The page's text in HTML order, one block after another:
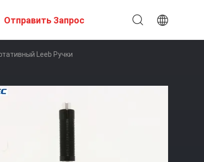
Отправить Запрос
Leeb Ручки